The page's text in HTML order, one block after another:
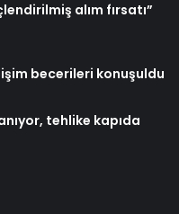
alım fırsatı”
becerileri konuşuldu
tehlike kapıda